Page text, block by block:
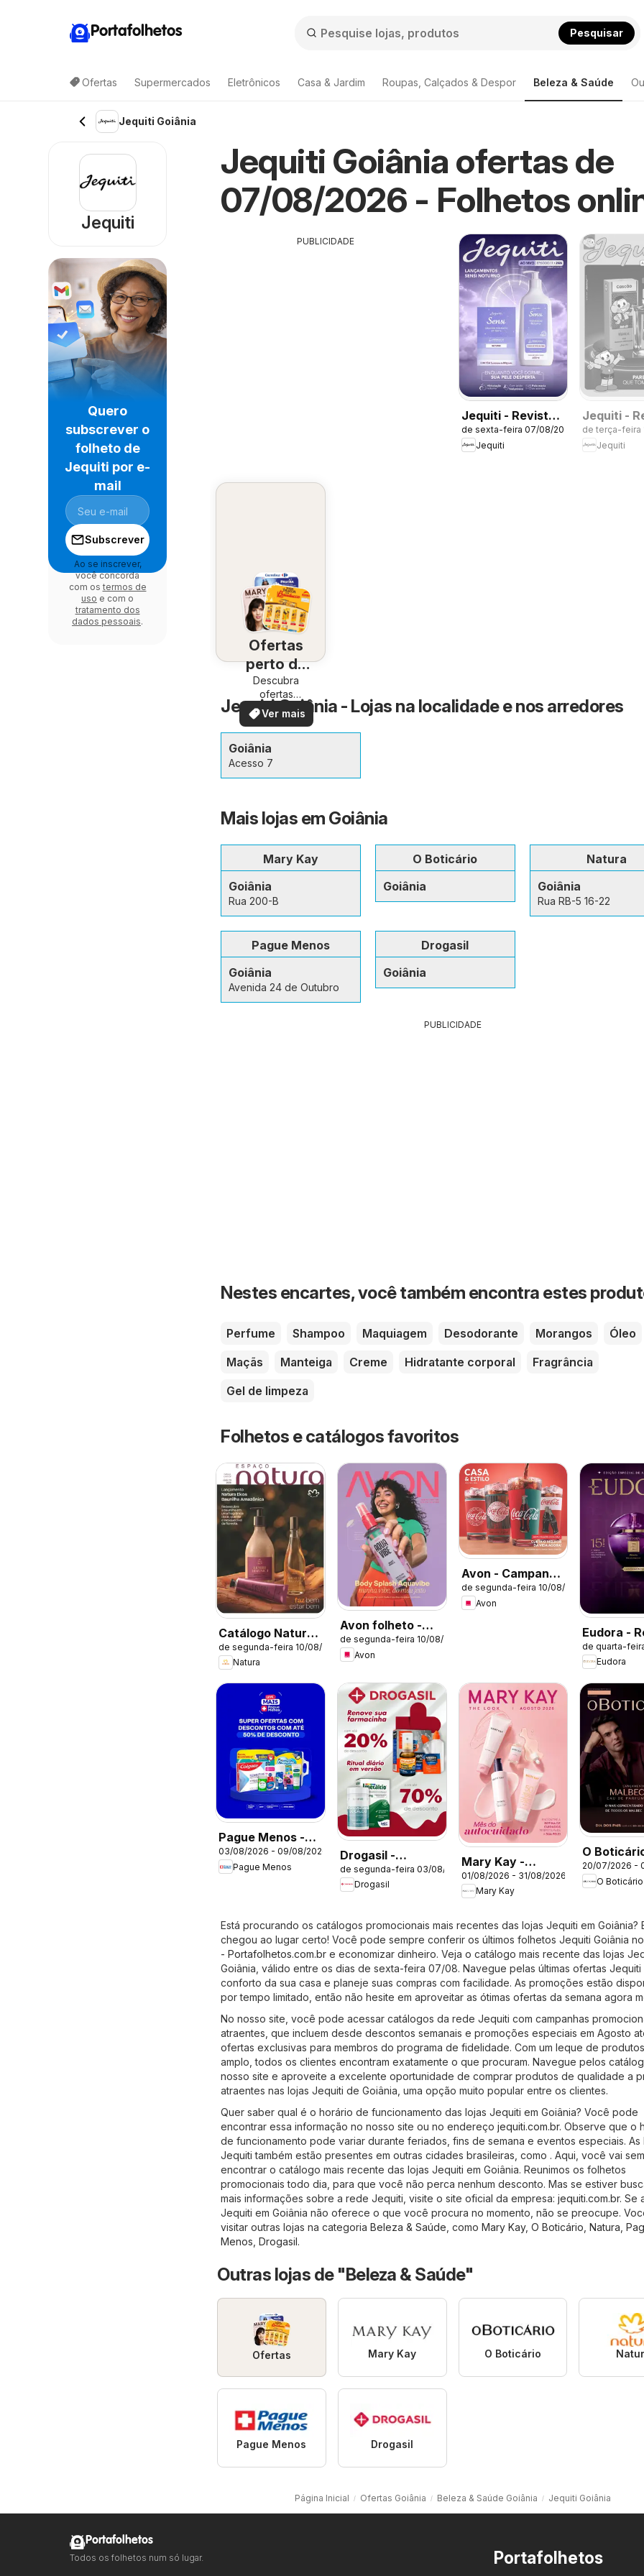
Portafolhetos Pesquisar
Ofertas Supermercados Eletrônicos Casa & Jardim Roupas, Calçados & Despor Beleza & Saúde
Jequiti Goiânia
Jequiti Goiânia ofertas de
07/08/2026 - Folhetos
PUBLICIDADE
Jequiti - Revista
11/2026
de sexta-feira 07/08/2026
Jequiti
Jequiti -
10/2026
de terça-feira
Jequiti
Ofertas
perto de
você
Descubra
ofertas
especiais
Ver mais
Jequiti Goiânia - Lojas na localidade e nos arredores
Goiânia
Acesso 7
Mais lojas em Goiânia
Mary Kay
Goiânia
Rua 200-B
O Boticário
Goiânia
Natura
Goiânia
Rua RB-5 16-22
Pague Menos
Goiânia
Avenida 24 de Outubro
Drogasil
Goiânia
PUBLICIDADE
Nestes encartes, você também encontra estes
Perfume Shampoo Maquiagem Desodorante Morangos
Óleo
Maçãs
Manteiga Creme Hidratante corporal
Fragrância
Gel de limpeza
Folhetos e catálogos favoritos
Catálogo Natura -
Ciclo 13/2026
de segunda-feira 10/08/2026
Natura
Avon folheto -
Campanha 13
de segunda-feira 10/08/2026
Avon
Avon - Campanha
13: Casa & Estilo
de segunda-feira 10/08/2026
Avon
Eudora -
12/2026
de quarta-
Eudora
Pague Menos -
Catálogo atual
03/08/2026 - 09/08/2026
Pague Menos
Drogasil -
Catálogo atual
de segunda-feira 03/08/2026
Drogasil
Mary Kay -
Catálogo Agosto
2026
01/08/2026 - 31/08/2026
Mary Kay
O
Ciclo 11/
20/07/2026 -
O Boticário
Está procurando os catálogos promocionais mais recentes das lojas Jequiti em Goiânia?
chegou ao lugar certo! Você pode sempre conferir os últimos folhetos Jequiti Goiânia
- Portafolhetos.com.br e economizar dinheiro. Veja o catálogo mais recente das lojas
Goiânia, válido entre os dias de sexta-feira 07/08. Navegue pelas últimas ofertas Jequiti
conforto da sua casa e planeje suas compras com facilidade. As promoções estão
por tempo limitado, então não hesite em aproveitar as ótimas ofertas da semana agora
No nosso site, você pode acessar catálogos da rede Jequiti com campanhas
atraentes, que incluem desde descontos semanais e promoções especiais em Agosto
ofertas exclusivas para membros do programa de fidelidade. Com um leque de
amplo, todos os clientes encontram exatamente o que procuram. Navegue pelos
nosso site e aproveite a excelente oportunidade de comprar produtos de qualidade a
atraentes nas lojas Jequiti de Goiânia, uma opção muito popular entre os clientes.
Quer saber qual é o horário de funcionamento das lojas Jequiti em Goiânia? Você pode
encontrar essa informação no nosso site ou no endereço jequiti.com.br. Observe que o
de funcionamento pode variar durante feriados, fins de semana e eventos especiais. As
Jequiti também estão presentes em outras cidades brasileiras, como . Aqui, você vai
encontrar o catálogo mais recente das lojas Jequiti em Goiânia. Reunimos os folhetos
promocionais todo dia, para que você não perca nenhum desconto. Mas se estiver
mais informações sobre a rede Jequiti, visite o site oficial da empresa: jequiti.com.br. Se
Jequiti em Goiânia não oferece o que você procura no momento, não se preocupe.
visitar outras lojas na categoria Beleza & Saúde , como Mary Kay, O Boticário Natura
Menos Drogasil.
Outras lojas de "Beleza & Saúde"
Ofertas Mary Kay O Boticário
Pague Menos Drogasil
Página Inicial Ofertas Goiânia Beleza & Saúde Goiânia Jequiti Goiânia
Jequiti
Quero
subscrever o
folheto de
Jequiti por e-
mail
Subscrever
Ao se inscrever,
você concorda
com os termos de
uso e com o
tratamento dos
dados pessoais.
Portafolhetos
Portafolhetos
Todos os folhetos num só lugar.